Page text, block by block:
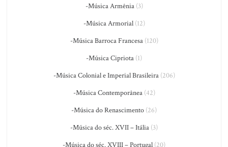
-Música Armênia(3)
-Música Armorial(12)
-Música Barroca Francesa(120)
-Música Cipriota (1)
-Música Colonial e Imperial Brasileira(206)
-Música Contemporânea(42)
-Música do Renascimento (26)
-Música do séc. XVII – Itália (3)
-Música do séc. XVIII – Portugal (20)